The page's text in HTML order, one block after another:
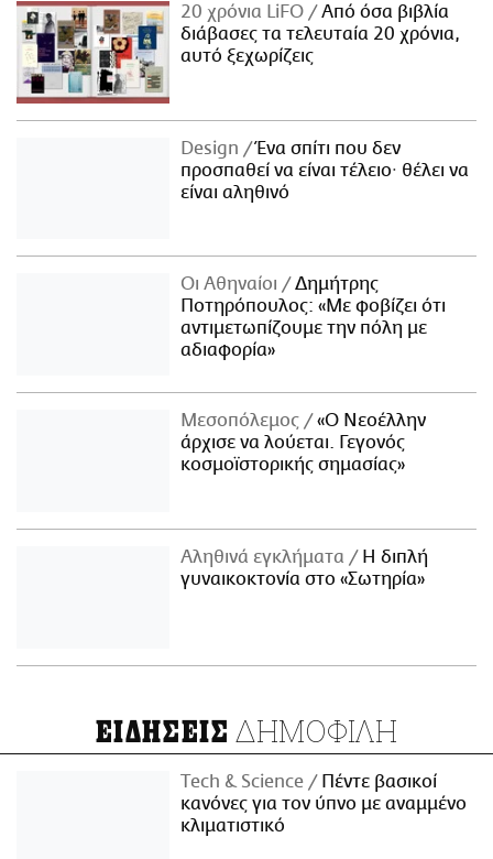
20 χρόνια LiFO
Από όσα βιβλία
διάβασες τα τελευταία 20 χρόνια,
αυτό ξεχωρίζεις
Design
Ένα σπίτι που δεν
προσπαθεί να είναι τέλειο· θέλει να
είναι αληθινό
Οι Αθηναίοι
Δημήτρης
Ποτηρόπουλος: «Με φοβίζει ότι
αντιμετωπίζουμε την πόλη με
αδιαφορία»
Μεσοπόλεμος
«Ο Νεοέλλην
άρχισε να λούεται. Γεγονός
κοσμοϊστορικής σημασίας»
Αληθινά εγκλήματα
Η διπλή
γυναικοκτονία στο «Σωτηρία»
ΕΙΔΗΣΕΙΣ ΔΗΜΟΦΙΛΗ
Τech & Science
Πέντε βασικοί
κανόνες για τον ύπνο με αναμμένο
κλιματιστικό